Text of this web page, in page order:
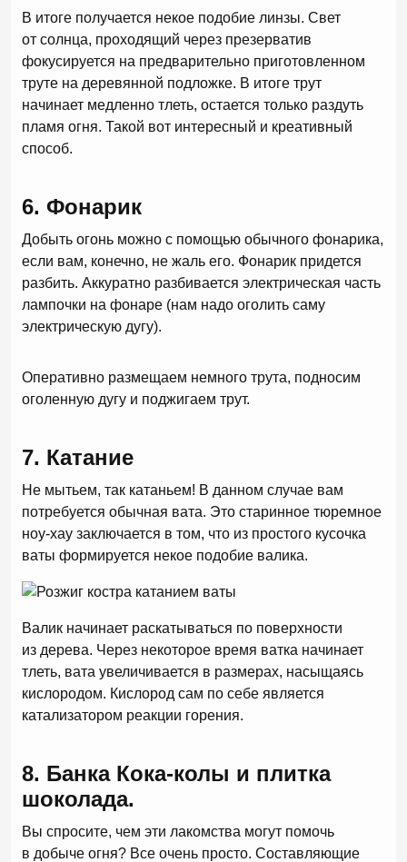
В итоге получается некое подобие линзы. Свет
от солнца, проходящий через презерватив
фокусируется на предварительно приготовленном
труте на деревянной подложке. В итоге трут
начинает медленно тлеть, остается только раздуть
пламя огня. Такой вот интересный и креативный
способ.
6. Фонарик
Добыть огонь можно с помощью обычного фонарика,
если вам, конечно, не жаль его. Фонарик придется
разбить. Аккуратно разбивается электрическая часть
лампочки на фонаре (нам надо оголить саму
электрическую дугу).
Оперативно размещаем немного трута, подносим
оголенную дугу и поджигаем трут.
7. Катание
Не мытьем, так катаньем! В данном случае вам
потребуется обычная вата. Это старинное тюремное
ноу-хау заключается в том, что из простого кусочка
ваты формируется некое подобие валика.
Валик начинает раскатываться по поверхности
из дерева. Через некоторое время ватка начинает
тлеть, вата увеличивается в размерах, насыщаясь
кислородом. Кислород сам по себе является
катализатором реакции горения.
8. Банка Кока-колы и плитка
шоколада.
Вы спросите, чем эти лакомства могут помочь
в добыче огня? Все очень просто. Составляющие